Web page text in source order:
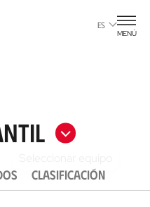
ES
MENÚ
CLASIFICACIÓN